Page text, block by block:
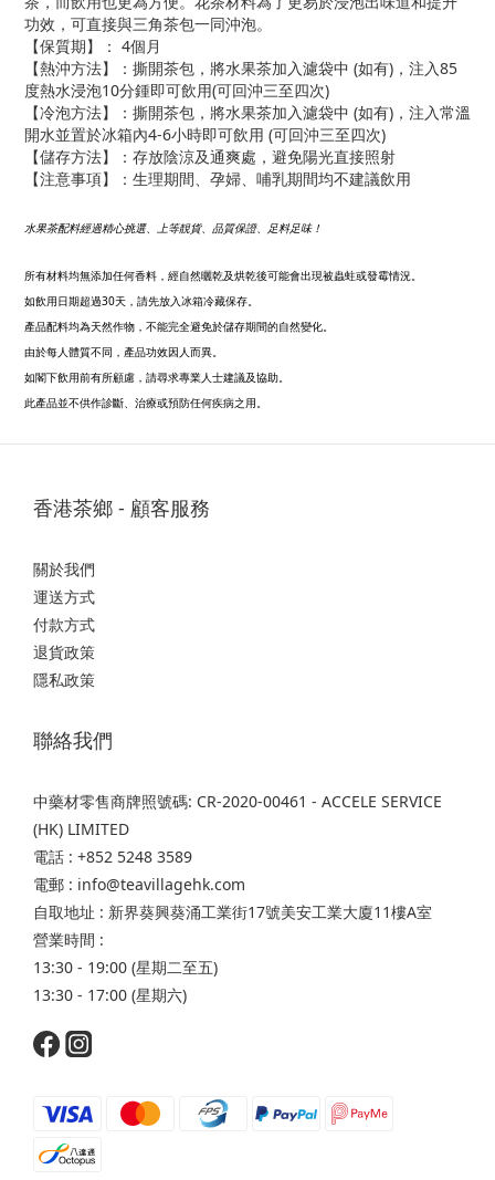
功效，可直接與三角茶包一同沖泡。
【保質期】： 4個月
【熱沖方法】：撕開茶包，將水果茶加入濾袋中 (如有)，注入85
度熱水浸泡10分鍾即可飲用(可回沖三至四次)
【冷泡方法】：撕開茶包，將水果茶加入濾袋中 (如有)，注入常溫
開水並置於冰箱內4-6小時即可飲用 (可回沖三至四次)
【儲存方法】：存放陰涼及通爽處，避免陽光直接照射
【注意事項】：生理期間、孕婦、哺乳期間均不建議飲用
水果茶配料經過精心挑選、上等靚貨、品質保證、足料足味！
所有材料均無添加任何香料，經自然曬乾及烘乾後可能會出現被蟲蛀或發霉情況。
如飲用日期超過30天，請先放入冰箱冷藏保存。
產品配料均為天然作物，不能完全避免於儲存期間的自然變化。
由於每人體質不同，產品功效因人而異。
如閣下飲用前有所顧慮，請尋求專業人士建議及協助。
此產品並不供作診斷、治療或預防任何疾病之用。
香港茶鄉 - 顧客服務
關於我們
運送方式
付款方式
退貨政策
隱私政策
聯絡我們
中藥材零售商牌照號碼: CR-2020-00461 - ACCELE SERVICE
(HK) LIMITED
電話 : +852 5248 3589
電郵 : info@teavillagehk.com
自取地址 : 新界葵興葵涌工業街17號美安工業大廈11樓A室
營業時間 :
13:30 - 19:00 (星期二至五)
13:30 - 17:00 (星期六)